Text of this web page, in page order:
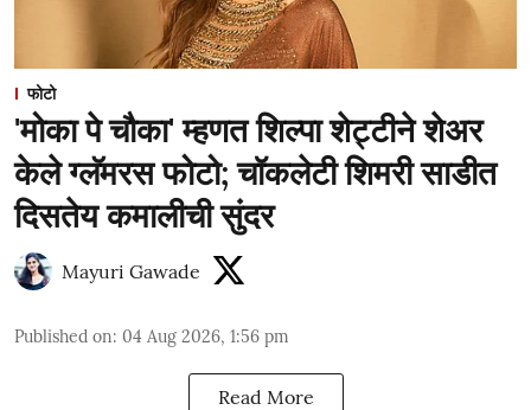
फोटो
'मोका पे चौका' म्हणत शिल्पा शेट्टीने शेअर
केले ग्लॅमरस फोटो; चॉकलेटी शिमरी साडीत
दिसतेय कमालीची सुंदर
Mayuri Gawade
Published on: 04 Aug 2026, 1:56 pm
Read More